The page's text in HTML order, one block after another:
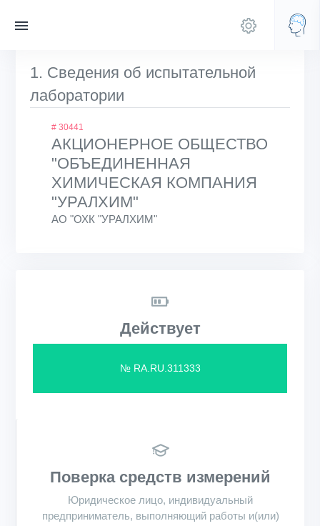
1. Сведения об испытательной
лаборатории
# 30441
АКЦИОНЕРНОЕ ОБЩЕСТВО
"ОБЪЕДИНЕННАЯ
ХИМИЧЕСКАЯ КОМПАНИЯ
"УРАЛХИМ"
АО "ОХК "УРАЛХИМ"
Действует
№ RA.RU.311333
Поверка средств измерений
Юридическое лицо, индивидуальный
предприниматель, выполняющий работы и(или)